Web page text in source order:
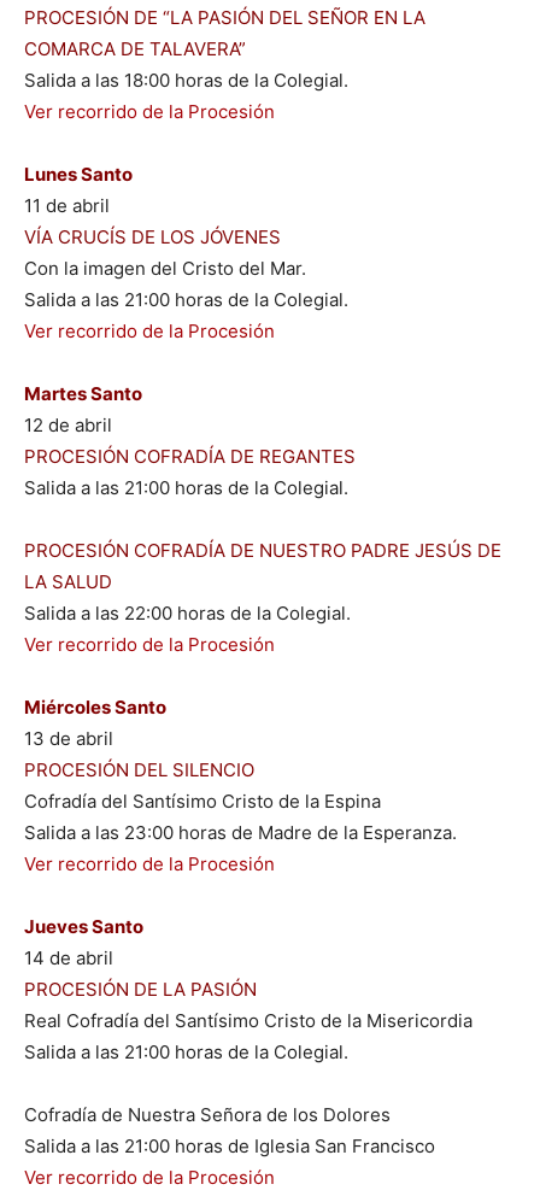
PROCESIÓN DE “LA PASIÓN DEL SEÑOR EN LA
COMARCA DE TALAVERA”
Salida a las 18:00 horas de la Colegial.
Ver recorrido de la Procesión
Lunes Santo
11 de abril
VÍA CRUCÍS DE LOS JÓVENES
Con la imagen del Cristo del Mar.
Salida a las 21:00 horas de la Colegial.
Ver recorrido de la Procesión
Martes Santo
12 de abril
PROCESIÓN COFRADÍA DE REGANTES
Salida a las 21:00 horas de la Colegial.
PROCESIÓN COFRADÍA DE NUESTRO PADRE JESÚS DE
LA SALUD
Salida a las 22:00 horas de la Colegial.
Ver recorrido de la Procesión
Miércoles Santo
13 de abril
PROCESIÓN DEL SILENCIO
Cofradía del Santísimo Cristo de la Espina
Salida a las 23:00 horas de Madre de la Esperanza.
Ver recorrido de la Procesión
Jueves Santo
14 de abril
PROCESIÓN DE LA PASIÓN
Real Cofradía del Santísimo Cristo de la Misericordia
Salida a las 21:00 horas de la Colegial.
Cofradía de Nuestra Señora de los Dolores
Salida a las 21:00 horas de Iglesia San Francisco
Ver recorrido de la Procesión